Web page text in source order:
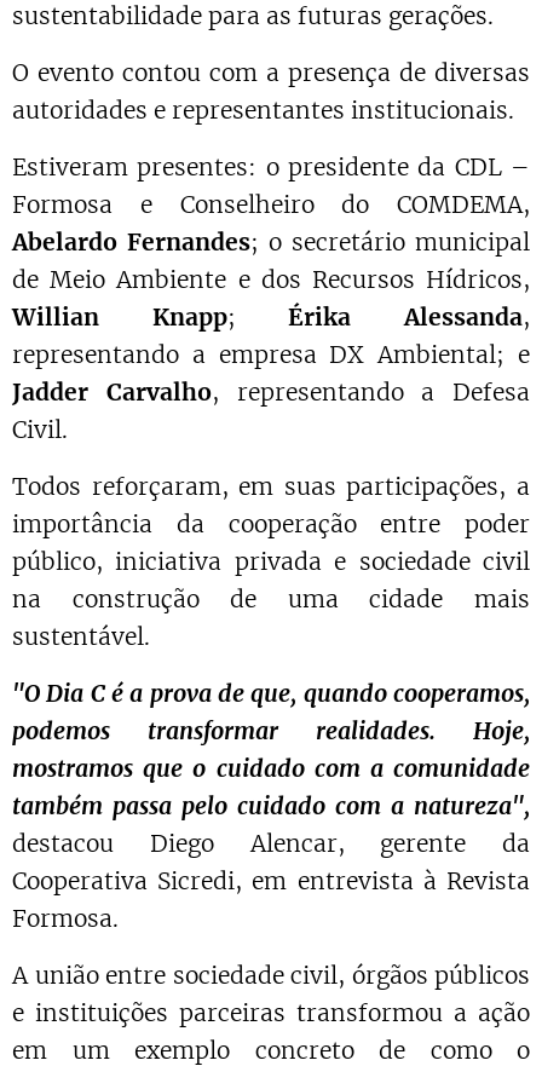
sustentabilidade para as futuras gerações.
O evento contou com a presença de diversas
autoridades e representantes institucionais.
Estiveram presentes: o presidente da CDL –
Formosa e Conselheiro do COMDEMA,
Abelardo Fernandes; o secretário municipal
de Meio Ambiente e dos Recursos Hídricos,
Willian Knapp;Érika Alessanda,
representando a empresa DX Ambiental; e
Jadder Carvalho, representando a Defesa
Civil.
Todos reforçaram, em suas participações, a
importância da cooperação entre poder
público, iniciativa privada e sociedade civil
na construção de uma cidade mais
sustentável.
"O Dia C é a prova de que, quando cooperamos,
podemos transformar realidades. Hoje,
mostramos que o cuidado com a comunidade
também passa pelo cuidado com a natureza",
destacou Diego Alencar, gerente da
Cooperativa Sicredi, em entrevista à Revista
Formosa.
A união entre sociedade civil, órgãos públicos
e instituições parceiras transformou a ação
em um exemplo concreto de como o